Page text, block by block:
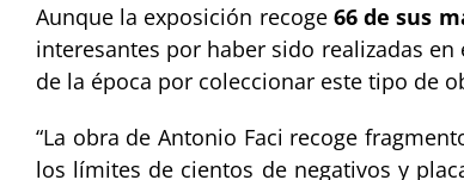
Aunque la exposición recoge 66 de sus
interesantes por haber sido realizadas
de la época por coleccionar este tipo de
“La obra de Antonio Faci recoge
los límites de cientos de negativos y